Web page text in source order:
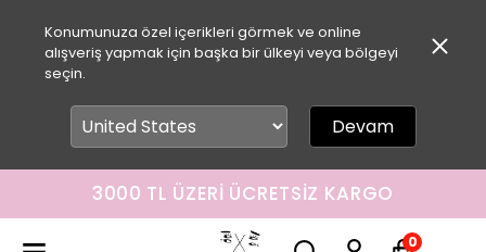
Konumunuza özel içerikleri görmek ve online
alışveriş yapmak için başka bir ülkeyi veya bölgeyi
seçin.
Devam
3000 TL ÜZERI ÜCRETSIZ KARGO
0